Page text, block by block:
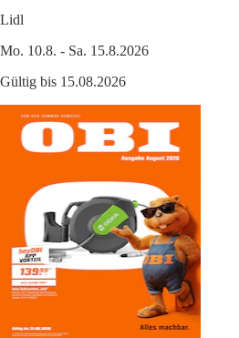
Lidl
Mo. 10.8. - Sa. 15.8.2026
Gültig bis 15.08.2026